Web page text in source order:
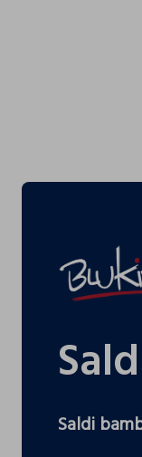
Saldi